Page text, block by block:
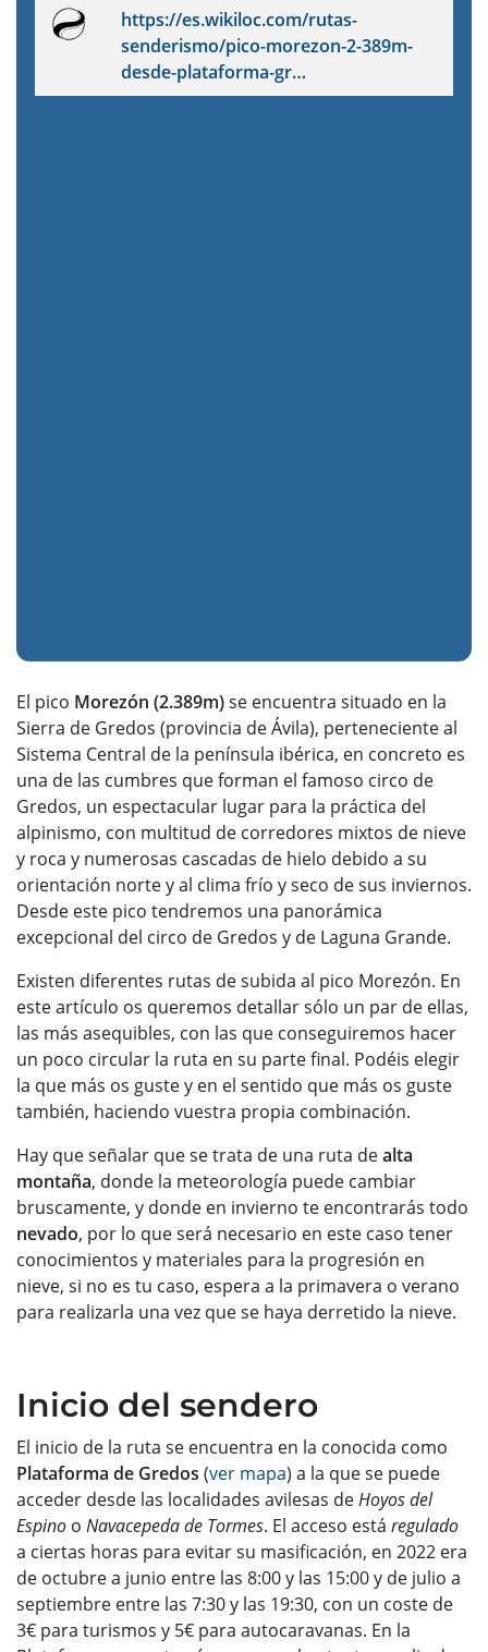
https://es.wikiloc.com/rutas-
senderismo/pico-morezon-2-389m-
desde-plataforma-gr…
El pico Morezón (2.389m)se encuentra situado en la
Sierra de Gredos (provincia de Ávila), perteneciente al
Sistema Central de la península ibérica, en concreto es
una de las cumbres que forman el famoso circo de
Gredos, un espectacular lugar para la práctica del
alpinismo, con multitud de corredores mixtos de nieve
y roca y numerosas cascadas de hielo debido a su
orientación norte y al clima frío y seco de sus inviernos.
Desde este pico tendremos una panorámica
excepcional del circo de Gredos y de Laguna Grande.
Existen diferentes rutas de subida al pico Morezón. En
este artículo os queremos detallar sólo un par de ellas,
las más asequibles, con las que conseguiremos hacer
un poco circular la ruta en su parte final. Podéis elegir
la que más os guste y en el sentido que más os guste
también, haciendo vuestra propia combinación.
Hay que señalar que se trata de una ruta dealta
montaña, donde la meteorología puede cambiar
bruscamente, y donde en invierno te encontrarás todo
nevado, por lo que será necesario en este caso tener
conocimientos y materiales para la progresión en
nieve, si no es tu caso, espera a la primavera o verano
para realizarla una vez que se haya derretido la nieve.
Inicio del sendero
El inicio de la ruta se encuentra en la conocida como
Plataforma de Gredos (ver mapa) a la que se puede
acceder desde las localidades avilesas deHoyos del
Espino o Navacepeda de Tormes. El acceso está regulado
a ciertas horas para evitar su masificación, en 2022 era
de octubre a junio entre las 8:00 y las 15:00 y de julio a
septiembre entre las 7:30 y las 19:30, con un coste de
3€ para turismos y 5€ para autocaravanas. En la